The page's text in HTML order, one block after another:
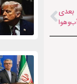
بعدی